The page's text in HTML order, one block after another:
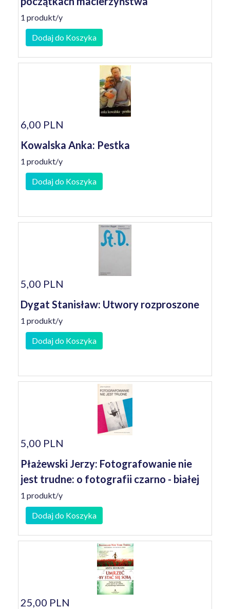
1 produkt/y
Dodaj do Koszyka
6,00 PLN
Kowalska Anka: Pestka
1 produkt/y
Dodaj do Koszyka
5,00 PLN
Dygat Stanisław: Utwory rozproszone
1 produkt/y
Dodaj do Koszyka
5,00 PLN
Płażewski Jerzy: Fotografowanie nie
jest trudne: o fotografii czarno - białej
1 produkt/y
Dodaj do Koszyka
25,00 PLN